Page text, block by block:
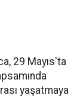
29 Mayıs'ta
yaşatmaya